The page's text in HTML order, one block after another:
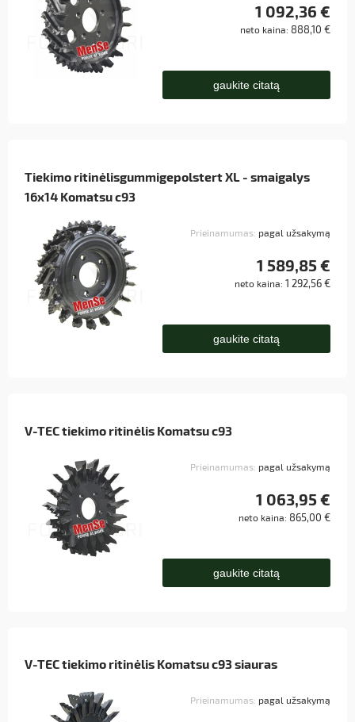
1 092,36 €
neto kaina: 888,10 €
gaukite citatą
Tiekimo ritinėlisgummigepolstert XL - smaigalys
16x14 Komatsu c93
Prieinamumas: pagal užsakymą
1 589,85 €
neto kaina: 1 292,56 €
gaukite citatą
V-TEC tiekimo ritinėlis Komatsu c93
Prieinamumas: pagal užsakymą
1 063,95 €
neto kaina: 865,00 €
gaukite citatą
V-TEC tiekimo ritinėlis Komatsu c93 siauras
Prieinamumas: pagal užsakymą